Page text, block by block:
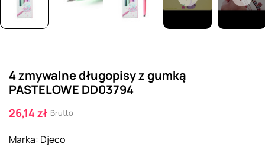
4 zmywalne długopisy z gumką
PASTELOWE DD03794
26,14 zł Brutto
Marka: Djeco